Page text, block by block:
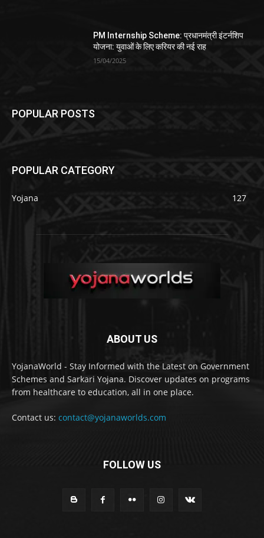
PM Internship Scheme: प्रधानमंत्री इंटर्नशिप
योजना: युवाओं के लिए करियर की नई राह
15/04/2025
POPULAR POSTS
POPULAR CATEGORY
Yojana 127
ABOUT US
YojanaWorld - Stay Informed with the Latest on Government
Schemes and Sarkari Yojana. Discover updates on programs
from healthcare to education, all in one place.
Contact us: contact@yojanaworlds.com
FOLLOW US